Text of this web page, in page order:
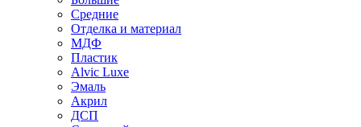
Средние
Отделка и материал
МДФ
Пластик
Alvic Luxe
Эмаль
Акрил
ДСП